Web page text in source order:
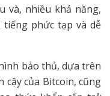
và, nhiều khả năng,
phức tạp và dễ
bảo thủ, dựa trên
của Bitcoin, cũng